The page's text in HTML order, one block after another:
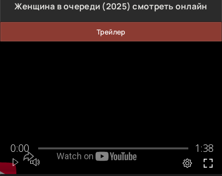
Женщина в очереди (2025) смотреть онлайн
Трейлер